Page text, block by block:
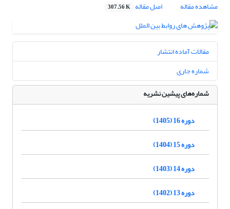
مشاهده مقاله
اصل مقاله 307.56 K
مقالات آماده انتشار
شماره جاری
شماره‌های پیشین نشریه
دوره 16 (1405)
دوره 15 (1404)
دوره 14 (1403)
دوره 13 (1402)